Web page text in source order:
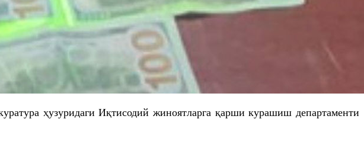
ҳузуридаги Иқтисодий жиноятларга қарши курашиш департаменти